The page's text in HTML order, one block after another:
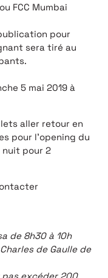
FCC Mumbai
pour
sera tiré au
5 mai 2019 à
aller retour en
pour l’opening du
nuit pour 2
de 8h30 à 10h
de Gaulle de